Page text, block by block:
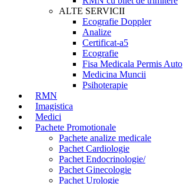
ALTE SERVICII
Ecografie Doppler
Analize
Certificat-a5
Ecografie
Fisa Medicala Permis Auto
Medicina Muncii
Psihoterapie
RMN
Imagistica
Medici
Pachete Promotionale
Pachete analize medicale
Pachet Cardiologie
Pachet Endocrinologie/
Pachet Ginecologie
Pachet Urologie